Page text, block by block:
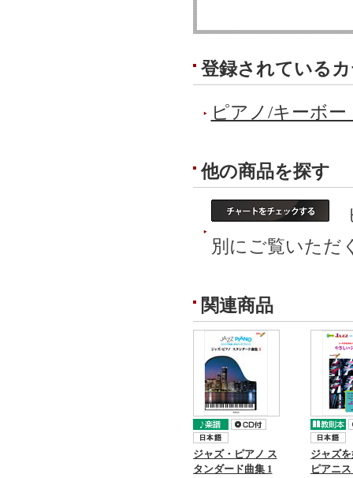
登録されている
ピアノ/キーボ
他の商品を探す
別にご覧いただ
関連商品
ジャズ・ピアノ ス
タンダード曲集 1
ジャズ
ピアニ